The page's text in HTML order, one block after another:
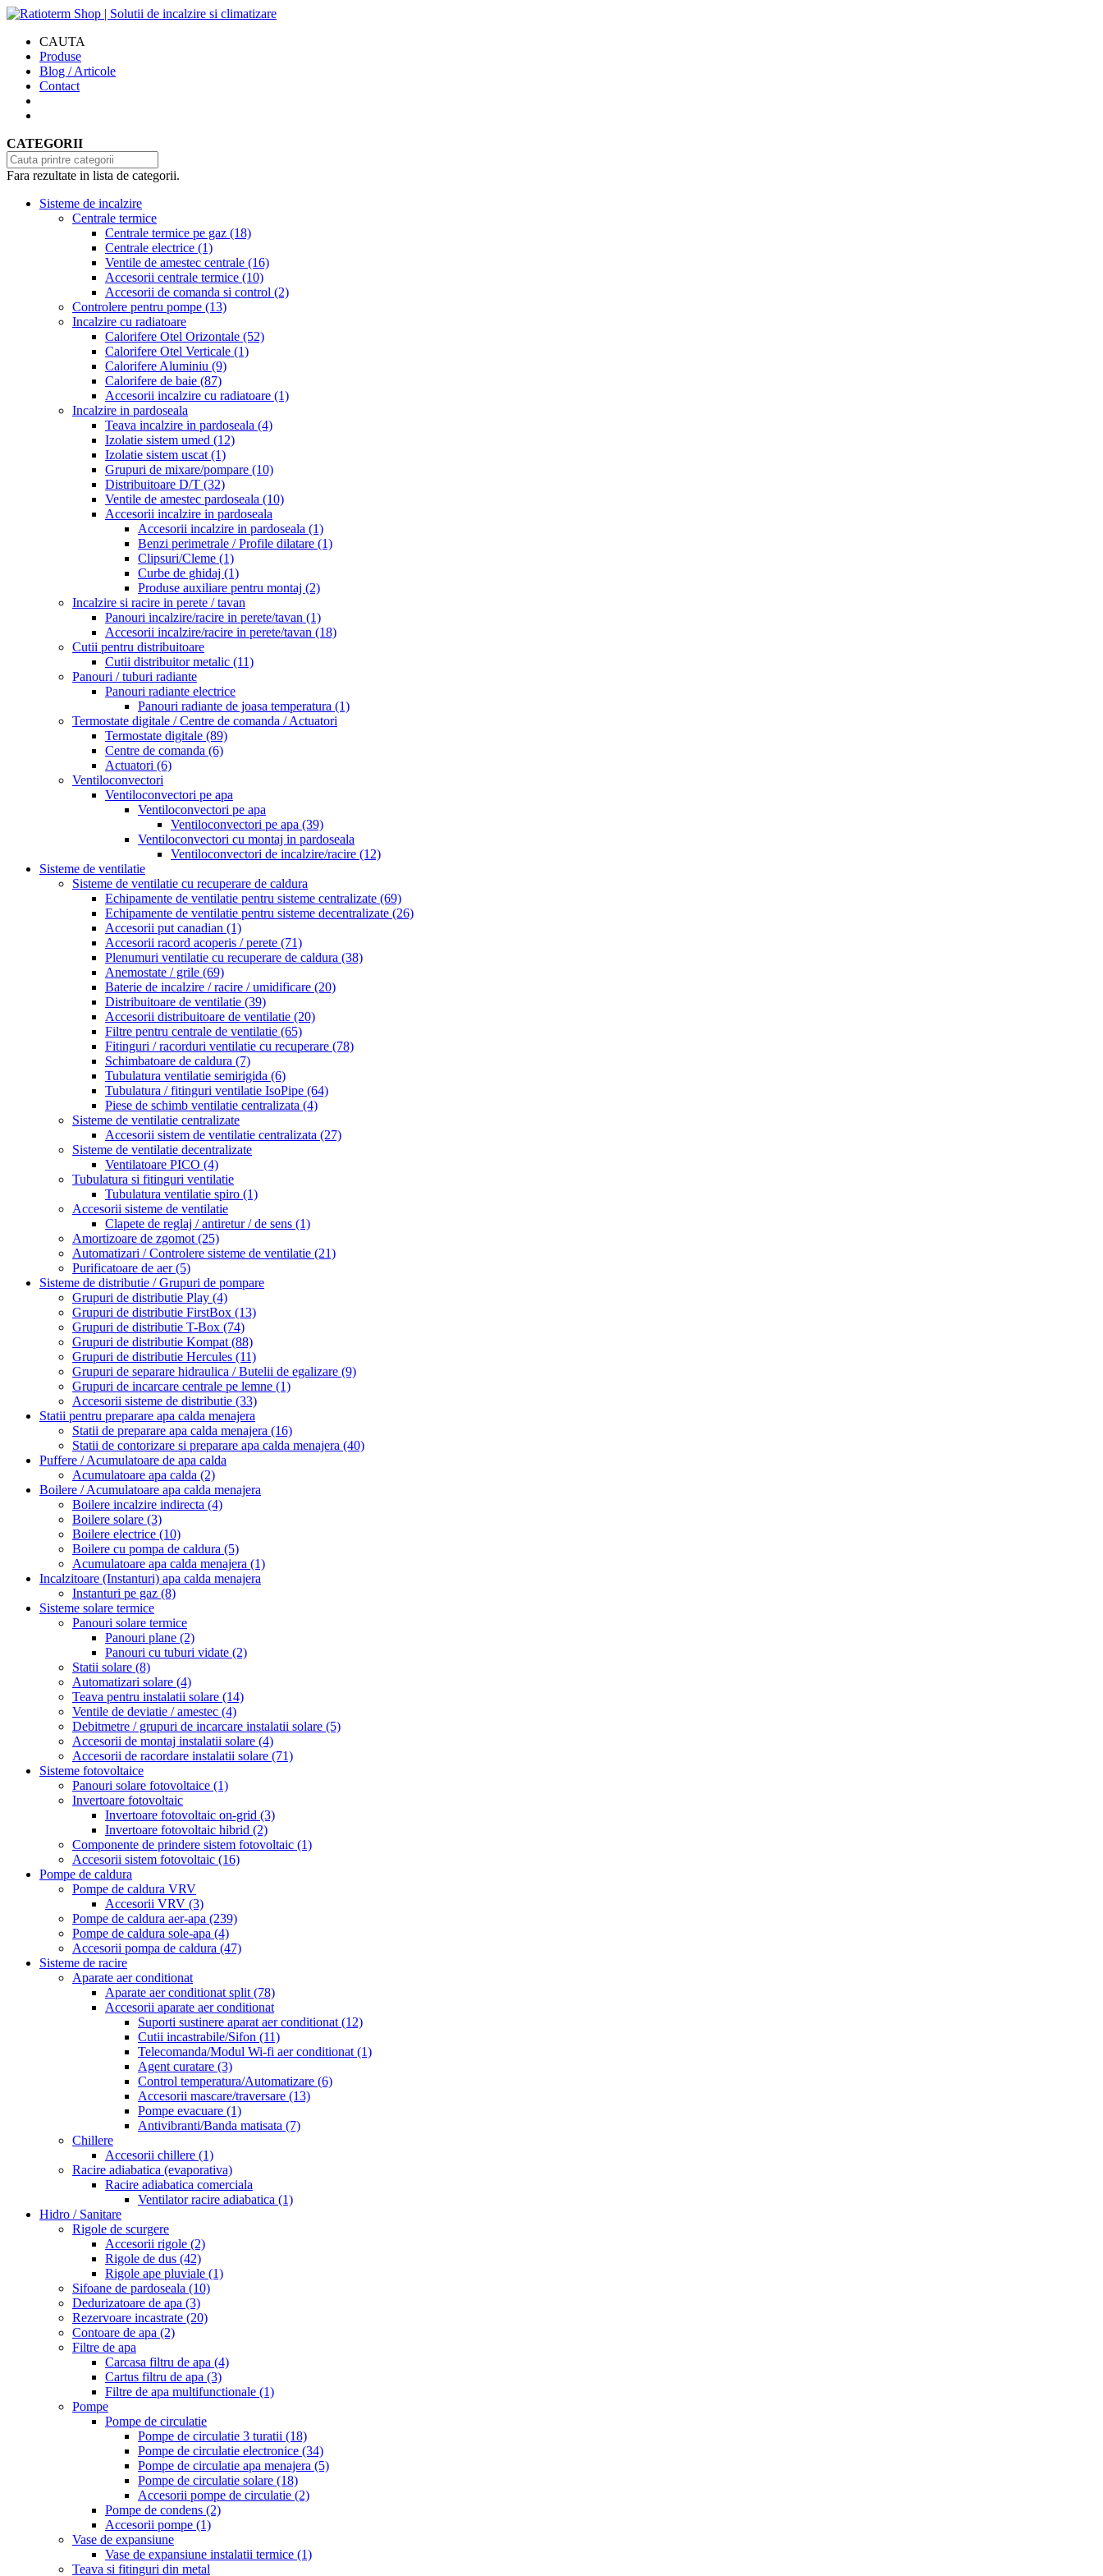
CAUTA
Produse
Blog / Articole
Contact
CATEGORII
Fara rezultate in lista de categorii.
Sisteme de incalzire
Centrale termice
Centrale termice pe gaz (18)
Centrale electrice (1)
Ventile de amestec centrale (16)
Accesorii centrale termice (10)
Accesorii de comanda si control (2)
Controlere pentru pompe (13)
Incalzire cu radiatoare
Calorifere Otel Orizontale (52)
Calorifere Otel Verticale (1)
Calorifere Aluminiu (9)
Calorifere de baie (87)
Accesorii incalzire cu radiatoare (1)
Incalzire in pardoseala
Teava incalzire in pardoseala (4)
Izolatie sistem umed (12)
Izolatie sistem uscat (1)
Grupuri de mixare/pompare (10)
Distribuitoare D/T (32)
Ventile de amestec pardoseala (10)
Accesorii incalzire in pardoseala
Accesorii incalzire in pardoseala (1)
Benzi perimetrale / Profile dilatare (1)
Clipsuri/Cleme (1)
Curbe de ghidaj (1)
Produse auxiliare pentru montaj (2)
Incalzire si racire in perete / tavan
Panouri incalzire/racire in perete/tavan (1)
Accesorii incalzire/racire in perete/tavan (18)
Cutii pentru distribuitoare
Cutii distribuitor metalic (11)
Panouri / tuburi radiante
Panouri radiante electrice
Panouri radiante de joasa temperatura (1)
Termostate digitale / Centre de comanda / Actuatori
Termostate digitale (89)
Centre de comanda (6)
Actuatori (6)
Ventiloconvectori
Ventiloconvectori pe apa
Ventiloconvectori pe apa
Ventiloconvectori pe apa (39)
Ventiloconvectori cu montaj in pardoseala
Ventiloconvectori de incalzire/racire (12)
Sisteme de ventilatie
Sisteme de ventilatie cu recuperare de caldura
Echipamente de ventilatie pentru sisteme centralizate (69)
Echipamente de ventilatie pentru sisteme decentralizate (26)
Accesorii put canadian (1)
Accesorii racord acoperis / perete (71)
Plenumuri ventilatie cu recuperare de caldura (38)
Anemostate / grile (69)
Baterie de incalzire / racire / umidificare (20)
Distribuitoare de ventilatie (39)
Accesorii distribuitoare de ventilatie (20)
Filtre pentru centrale de ventilatie (65)
Fitinguri / racorduri ventilatie cu recuperare (78)
Schimbatoare de caldura (7)
Tubulatura ventilatie semirigida (6)
Tubulatura / fitinguri ventilatie IsoPipe (64)
Piese de schimb ventilatie centralizata (4)
Sisteme de ventilatie centralizate
Accesorii sistem de ventilatie centralizata (27)
Sisteme de ventilatie decentralizate
Ventilatoare PICO (4)
Tubulatura si fitinguri ventilatie
Tubulatura ventilatie spiro (1)
Accesorii sisteme de ventilatie
Clapete de reglaj / antiretur / de sens (1)
Amortizoare de zgomot (25)
Automatizari / Controlere sisteme de ventilatie (21)
Purificatoare de aer(5)
Sisteme de distributie / Grupuri de pompare
Grupuri de distributie Play (4)
Grupuri de distributie FirstBox (13)
Grupuri de distributie T-Box (74)
Grupuri de distributie Kompat (88)
Grupuri de distributie Hercules (11)
Grupuri de separare hidraulica / Butelii de egalizare (9)
Grupuri de incarcare centrale pe lemne (1)
Accesorii sisteme de distributie (33)
Statii pentru preparare apa calda menajera
Statii de preparare apa calda menajera (16)
Statii de contorizare si preparare apa calda menajera (40)
Puffere / Acumulatoare de apa calda
Acumulatoare apa calda (2)
Boilere / Acumulatoare apa calda menajera
Boilere incalzire indirecta (4)
Boilere solare (3)
Boilere electrice (10)
Boilere cu pompa de caldura (5)
Acumulatoare apa calda menajera (1)
Incalzitoare (Instanturi) apa calda menajera
Instanturi pe gaz (8)
Sisteme solare termice
Panouri solare termice
Panouri plane (2)
Panouri cu tuburi vidate (2)
Statii solare (8)
Automatizari solare (4)
Teava pentru instalatii solare (14)
Ventile de deviatie / amestec (4)
Debitmetre / grupuri de incarcare instalatii solare (5)
Accesorii de montaj instalatii solare (4)
Accesorii de racordare instalatii solare (71)
Sisteme fotovoltaice
Panouri solare fotovoltaice (1)
Invertoare fotovoltaic
Invertoare fotovoltaic on-grid (3)
Invertoare fotovoltaic hibrid (2)
Componente de prindere sistem fotovoltaic (1)
Accesorii sistem fotovoltaic (16)
Pompe de caldura
Pompe de caldura VRV
Accesorii VRV (3)
Pompe de caldura aer-apa (239)
Pompe de caldura sole-apa (4)
Accesorii pompa de caldura (47)
Sisteme de racire
Aparate aer conditionat
Aparate aer conditionat split (78)
Accesorii aparate aer conditionat
Suporti sustinere aparat aer conditionat (12)
Cutii incastrabile/Sifon (11)
Telecomanda/Modul Wi-fi aer conditionat (1)
Agent curatare (3)
Control temperatura/Automatizare (6)
Accesorii mascare/traversare (13)
Pompe evacuare (1)
Antivibranti/Banda matisata (7)
Chillere
Accesorii chillere (1)
Racire adiabatica (evaporativa)
Racire adiabatica comerciala
Ventilator racire adiabatica (1)
Hidro / Sanitare
Rigole de scurgere
Accesorii rigole (2)
Rigole de dus (42)
Rigole ape pluviale (1)
Sifoane de pardoseala (10)
Dedurizatoare de apa (3)
Rezervoare incastrate (20)
Contoare de apa (2)
Filtre de apa
Carcasa filtru de apa (4)
Cartus filtru de apa (3)
Filtre de apa multifunctionale (1)
Pompe
Pompe de circulatie
Pompe de circulatie 3 turatii (18)
Pompe de circulatie electronice (34)
Pompe de circulatie apa menajera (5)
Pompe de circulatie solare (18)
Accesorii pompe de circulatie (2)
Pompe de condens (2)
Accesorii pompe (1)
Vase de expansiune
Vase de expansiune instalatii termice (1)
Teava si fitinguri din metal